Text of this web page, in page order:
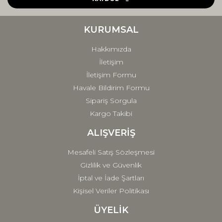
Ürün fiyatı diğer sitelerden daha pahalı.
Gönder
KURUMSAL
Hakkımızda
İletişim
İletişim Formu
Havale Bildirim Formu
Sipariş Sorgula
Kargo Takibi
ALIŞVERİŞ
Mesafeli Satış Sözleşmesi
Gizlilik ve Güvenlik
İptal ve İade Şartları
Kişisel Veriler Politikası
ÜYELİK